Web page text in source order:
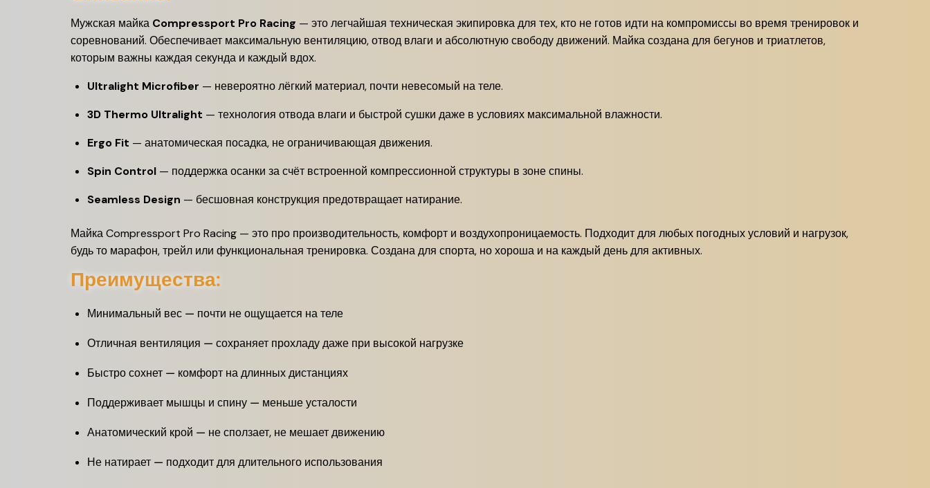
Мужская майка Compressport Pro Racing — это легчайшая техническая экипировка для тех, кто не готов идти на компромиссы во время тренировок и
соревнований. Обеспечивает максимальную вентиляцию, отвод влаги и абсолютную свободу движений. Майка создана для бегунов и триатлетов,
которым важны каждая секунда и каждый вдох.
Ultralight Microfiber — невероятно лёгкий материал, почти невесомый на теле.
3D Thermo Ultralight — технология отвода влаги и быстрой сушки даже в условиях максимальной влажности.
Ergo Fit — анатомическая посадка, не ограничивающая движения.
Spin Control — поддержка осанки за счёт встроенной компрессионной структуры в зоне спины.
Seamless Design — бесшовная конструкция предотвращает натирание.
Майка Compressport Pro Racing — это про производительность, комфорт и воздухопроницаемость. Подходит для любых погодных условий и нагрузок,
будь то марафон, трейл или функциональная тренировка. Создана для спорта, но хороша и на каждый день для активных.
Преимущества:
Минимальный вес — почти не ощущается на теле
Отличная вентиляция — сохраняет прохладу даже при высокой нагрузке
Быстро сохнет — комфорт на длинных дистанциях
Поддерживает мышцы и спину — меньше усталости
Анатомический крой — не сползает, не мешает движению
Не натирает — подходит для длительного использования